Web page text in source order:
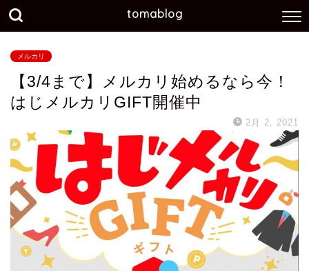
tomablog
メルカリ
【3/4まで】メルカリ始めるなら今！
はじメルカリGIFT開催中
2月 2, 2021